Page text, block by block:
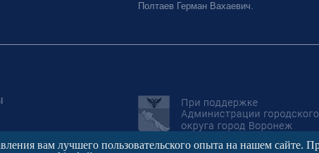
Полтаев Герман Вахаевич.
вам лучшего пользовательского опыта на нашем сайте.